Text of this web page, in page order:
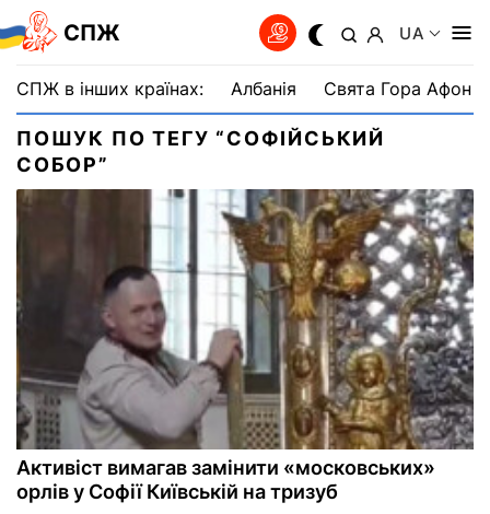
СПЖ UA
СПЖ в інших країнах: Албанія Свята Гора Афон
ПОШУК ПО ТЕГУ “СОФІЙСЬКИЙ
СОБОР”
Активіст вимагав замінити «московських»
орлів у Софії Київській на тризуб